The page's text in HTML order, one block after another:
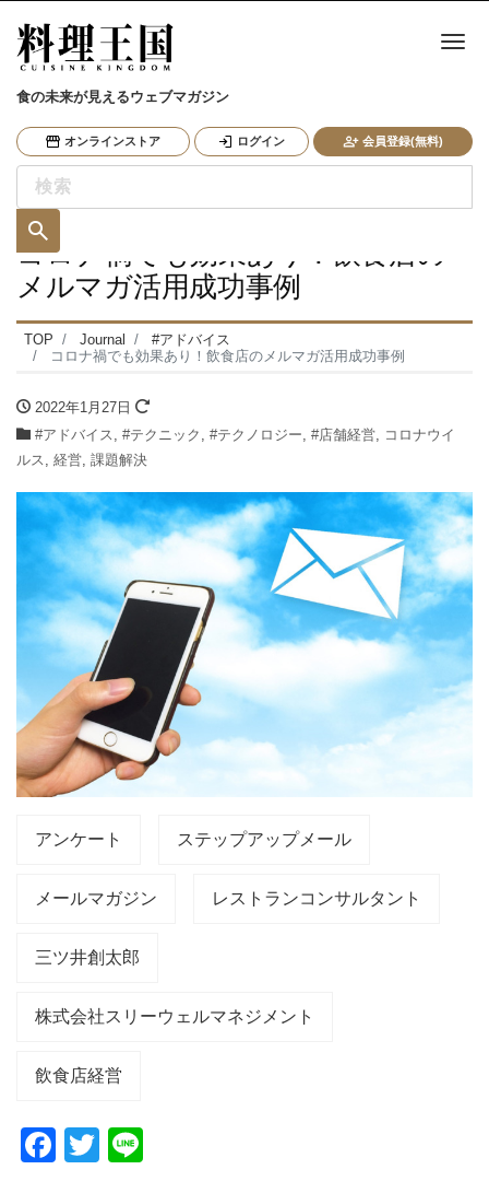
食の未来が見えるウェブマガジン
オンラインストア ログイン 会員登録(無料)
ナ
コロナ禍でも効果あり！飲食店の
メルマガ活用成功事例
TOP Journal
#アドバイス
コロナ禍でも効果あり！飲食店のメルマガ活用成功事例
2022年1月27日
#アドバイス, #テクニック , #テクノロジー, #店舗経営, コロナウイ
ルス, 経営, 課題解決
アンケート ステップアップメール
メールマガジン レストランコンサルタント
三ツ井創太郎
株式会社スリーウェルマネジメント
飲食店経営
F
T